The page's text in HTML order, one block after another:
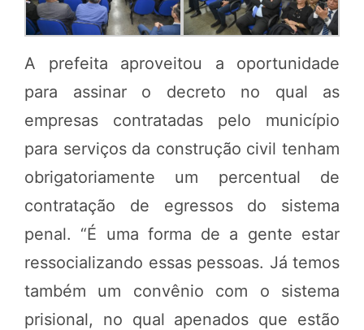
A prefeita aproveitou a oportunidade
para assinar o decreto no qual as
empresas contratadas pelo município
para serviços da construção civil tenham
obrigatoriamente um percentual de
contratação de egressos do sistema
penal. “É uma forma de a gente estar
ressocializando essas pessoas. Já temos
também um convênio com o sistema
prisional, no qual apenados que estão